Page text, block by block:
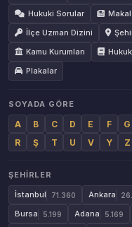
Hukuki Sorular
İlçe Uzman Dizini
Kamu Kurumları
Plakalar
SOYADA GÖRE
A B C D E F G
R
Ş T U V Y Z
ŞEHIRLER
İstanbul
71.360 Ankara
Bursa 5.199 Adana 5.169